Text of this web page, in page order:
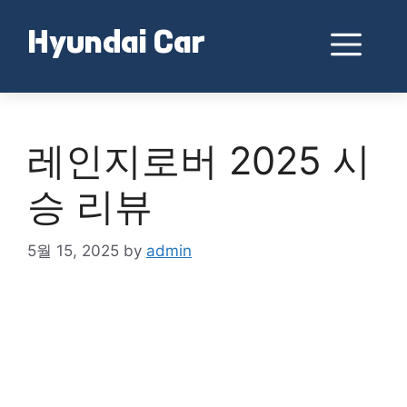
contentHyundai Car
레인지로버 2025 시
승 리뷰
5월 15, 2025 by admin